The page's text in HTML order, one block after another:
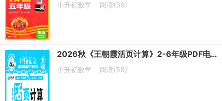
小升初数学 阅读(39)
2026秋《王朝霞活页计算》2-6年级PDF电子版下载
小升初数学 阅读(58)